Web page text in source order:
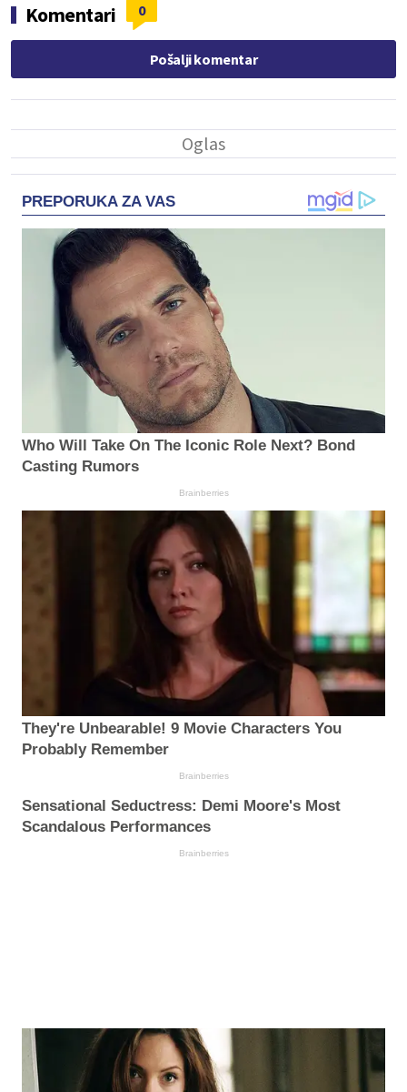
Komentari 0
Pošalji komentar
PREPORUKA ZA VAS
Who Will Take On The Iconic Role Next? Bond
Casting Rumors
Brainberries
They're Unbearable! 9 Movie Characters You
Probably Remember
Brainberries
Sensational Seductress: Demi Moore's Most
Scandalous Performances
Brainberries